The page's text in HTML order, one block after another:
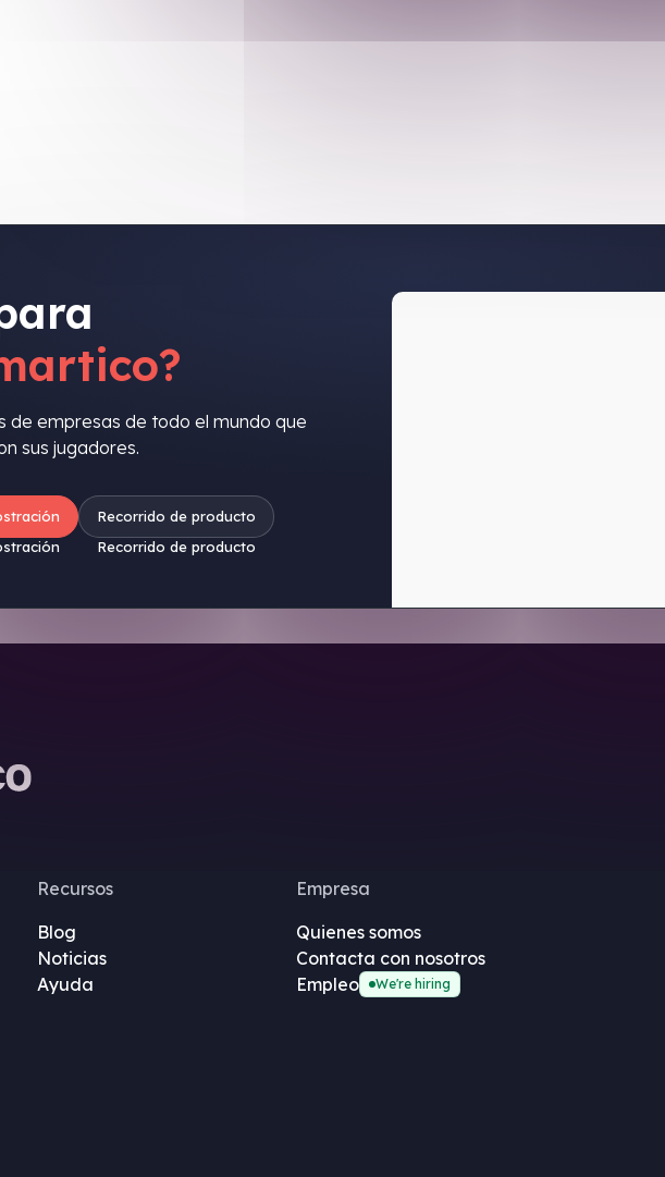
de empresas de todo el mundo que
sus jugadores.
Recorrido de producto
Recursos
Blog
Noticias
Ayuda
Empresa
Quienes somos
Contacta con nosotros
Empleo
We're hiring